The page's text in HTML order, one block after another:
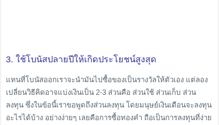
3. ใช้โบนัสปลายปีให้เกิดประโยชน์สูงสุด
แทนที่โบนัสออกเราจะนำมันไปซื้อของเป็นรางวัลให้ตัวเอง แต่ลอง
เปลี่ยนวิธีคิดอาจแบ่งเงินเป็น 2-3 ส่วนคือ ส่วนใช้ ส่วนเก็บ ส่วน
ลงทุน ซึ่งในข้อนี้เราขอพูดถึงส่วนลงทุน โดยมนุษย์เงินเดือนจะลงทุน
อะไรได้บ้าง อย่างง่ายๆ เลยคือการซื้อทองคำ ถือเป็นการลงทุนที่ง่าย